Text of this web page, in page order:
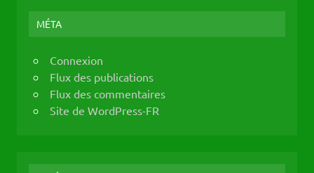
MÉTA
Connexion
Flux des publications
Flux des commentaires
Site de WordPress-FR